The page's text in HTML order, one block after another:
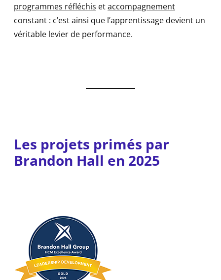
programmes réfléchis etaccompagnement
constant : c’est ainsi que l’apprentissage devient un
véritable levier de performance.
Les projets primés par
Brandon Hall en 2025